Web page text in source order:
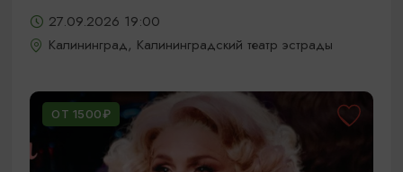
27.09.2026 19:00
Калининград, Калининградский театр эстрады
ОТ 1500₽